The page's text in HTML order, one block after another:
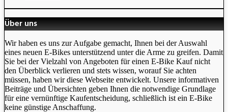
Über uns
Wir haben es uns zur Aufgabe gemacht, Ihnen bei der Auswahl
eines neuen E-Bikes unterstützend unter die Arme zu greifen. Damit
Sie bei der Vielzahl von Angeboten für einen E-Bike Kauf nicht
den Überblick verlieren und stets wissen, worauf Sie achten
müssen, haben wir diese Webseite entwickelt. Unsere informativen
Beiträge und Übersichten geben Ihnen die notwendige Grundlage
für eine vernünftige Kaufentscheidung, schließlich ist ein E-Bike
keine günstige Anschaffung.